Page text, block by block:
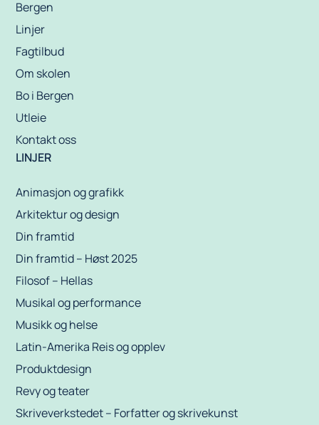
Bergen
Linjer
Fagtilbud
Om skolen
Bo i Bergen
Utleie
Kontakt oss
LINJER
Animasjon og grafikk
Arkitektur og design
Din framtid
Din framtid – Høst 2025
Filosof – Hellas
Musikal og performance
Musikk og helse
Latin-Amerika Reis og opplev
Produktdesign
Revy og teater
Skriveverkstedet – Forfatter og skrivekunst